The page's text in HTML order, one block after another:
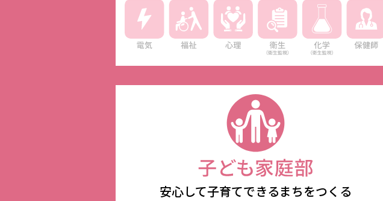
安心して子育てできるまちをつくる